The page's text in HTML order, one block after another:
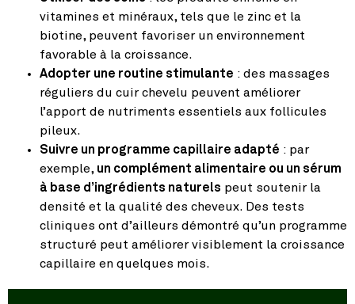
vitamines et minéraux, tels que le zinc et la
biotine, peuvent favoriser un environnement
favorable à la croissance.
Adopter une routine stimulante : des massages
réguliers du cuir chevelu peuvent améliorer
l’apport de nutriments essentiels aux follicules
pileux.
Suivre un programme capillaire adapté : par
exemple, un complément alimentaire ou un sérum
à base d’ingrédients naturels peut soutenir la
densité et la qualité des cheveux. Des tests
cliniques ont d’ailleurs démontré qu’un programme
structuré peut améliorer visiblement la croissance
capillaire en quelques mois​​.